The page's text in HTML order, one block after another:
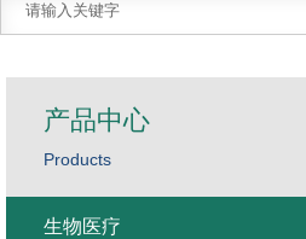
产品中心
Products
生物医疗